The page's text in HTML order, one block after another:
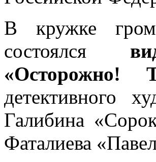
В кружке
состоялся
«Осторожно!
детективного
Галибина
Фаталиева